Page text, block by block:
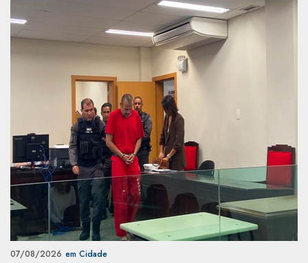
07/08/2026 em Cidade